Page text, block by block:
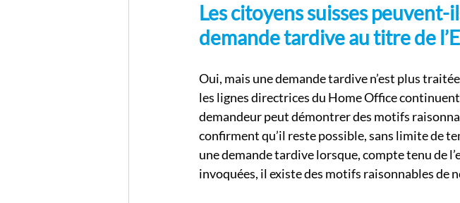
Les citoyens suisses
demande tardive au titre de
Oui, mais une demande tardive n’est plus
les lignes directrices du Home Office
demandeur peut démontrer des motifs
confirment qu’il reste possible, sans limite de
une demande tardive lorsque, compte tenu de
invoquées, il existe des motifs raisonnables de